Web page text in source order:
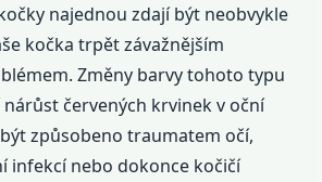
najednou zdají být neobvykle
kočka trpět závažnějším
Změny barvy tohoto typu
červených krvinek v oční
způsobeno traumatem očí,
infekcí nebo dokonce kočičí